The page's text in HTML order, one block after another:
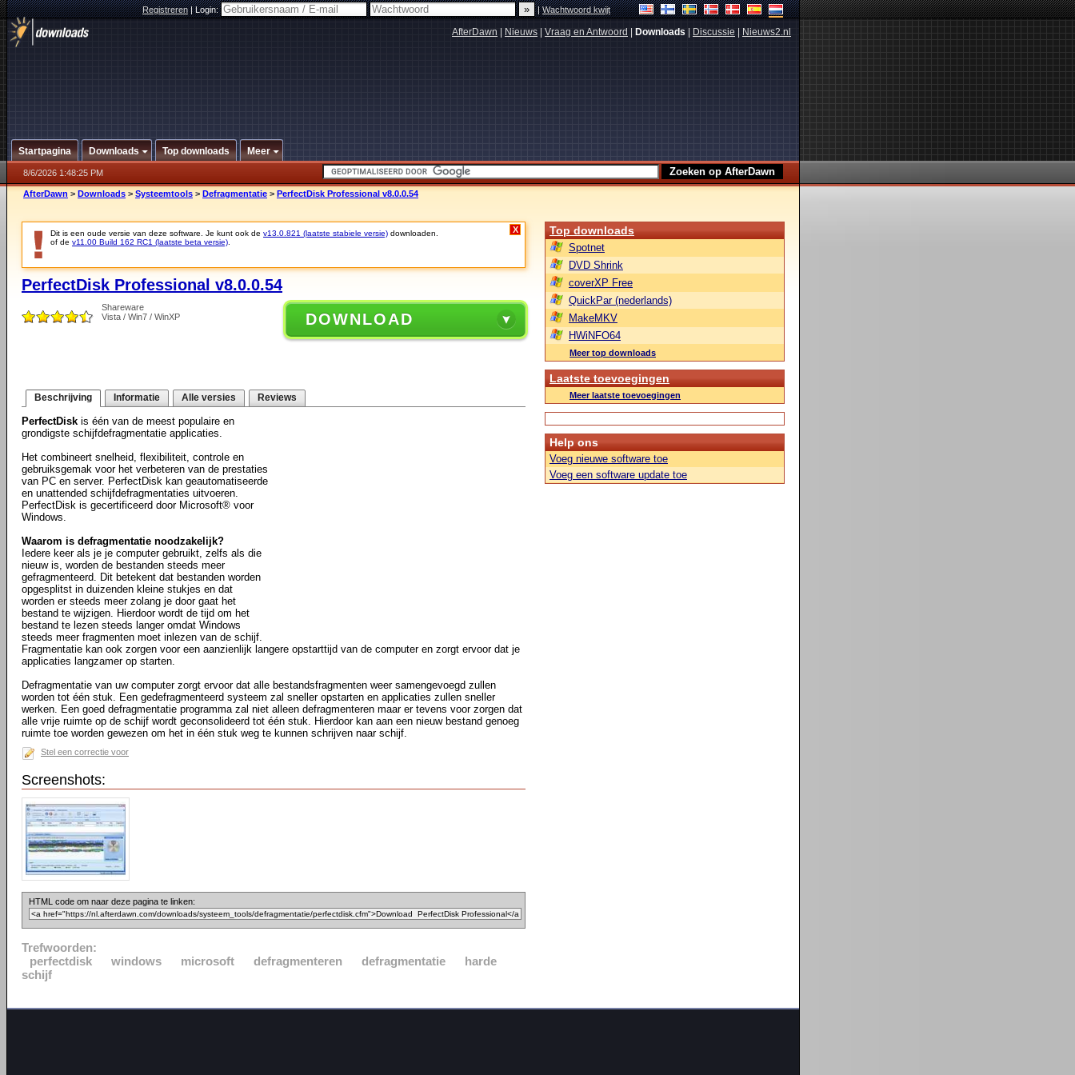
Registreren|Login: |Wachtwoord kwijt
AfterDawn Nieuws Vraag en Antwoord Downloads Discussie Nieuws2.nl
Startpagina Downloads Top downloads Meer
8/6/2026 1:48:25 PM
AfterDawn > Downloads > Systeemtools > Defragmentatie > PerfectDisk Professional v8.0.0.54
Dit is een oude versie van deze software. Je kunt ook de v13.0.821 (laatste stabiele versie) downloaden.
of de v11.00 Build 162 RC1 (laatste beta versie)
X
PerfectDisk Professional v8.0.0.54
Shareware
Vista / Win7 / WinXP
DOWNLOAD
Beschrijving Informatie Alle versies Reviews
PerfectDisk is één van de meest populaire en
grondigste schijfdefragmentatie applicaties.
Het combineert snelheid, flexibiliteit, controle en
gebruiksgemak voor het verbeteren van de prestaties
van PC en server. PerfectDisk kan geautomatiseerde
en unattended schijfdefragmentaties uitvoeren.
PerfectDisk is gecertificeerd door Microsoft® voor
Windows.
Waarom is defragmentatie noodzakelijk?
Iedere keer als je je computer gebruikt, zelfs als die
nieuw is, worden de bestanden steeds meer
gefragmenteerd. Dit betekent dat bestanden worden
opgesplitst in duizenden kleine stukjes en dat
worden er steeds meer zolang je door gaat het
bestand te wijzigen. Hierdoor wordt de tijd om het
bestand te lezen steeds langer omdat Windows
steeds meer fragmenten moet inlezen van de schijf.
Fragmentatie kan ook zorgen voor een aanzienlijk langere opstarttijd van de computer en zorgt ervoor dat je
applicaties langzamer op starten.
Defragmentatie van uw computer zorgt ervoor dat alle bestandsfragmenten weer samengevoegd zullen
worden tot één stuk. Een gedefragmenteerd systeem zal sneller opstarten en applicaties zullen sneller
werken. Een goed defragmentatie programma zal niet alleen defragmenteren maar er tevens voor zorgen dat
alle vrije ruimte op de schijf wordt geconsolideerd tot één stuk. Hierdoor kan aan een nieuw bestand genoeg
ruimte toe worden gewezen om het in één stuk weg te kunnen schrijven naar schijf.
Stel een correctie voor
Screenshots:
HTML code om naar deze pagina te linken:
Trefwoorden:
perfectdisk
windows microsoft defragmenteren defragmentatie
harde
schijf
Top downloads
Spotnet
DVD Shrink
coverXP Free
QuickPar (nederlands)
MakeMKV
HWiNFO64
Meer top downloads
Laatste toevoegingen
Meer laatste toevoegingen
Help ons
Voeg nieuwe software toe
Voeg een software update toe